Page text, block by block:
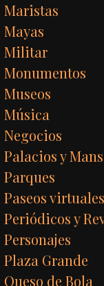
Maristas
Mayas
Militar
Monumentos
Museos
Música
Negocios
Palacios y
Parques
Paseos virtuales
Periódicos y
Personajes
Plaza Grande
Queso de Bola